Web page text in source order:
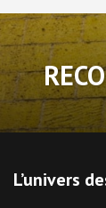
L’univers